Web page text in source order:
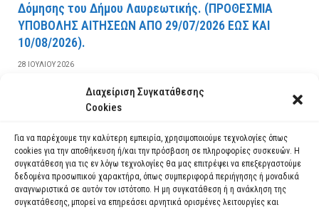
Διαχείριση Συγκατάθεσης
Cookies
Για να παρέχουμε την καλύτερη εμπειρία, χρησιμοποιούμε τεχνολογίες όπως
cookies για την αποθήκευση ή/και την πρόσβαση σε πληροφορίες συσκευών. Η
συγκατάθεση για τις εν λόγω τεχνολογίες θα μας επιτρέψει να επεξεργαστούμε
δεδομένα προσωπικού χαρακτήρα, όπως συμπεριφορά περιήγησης ή μοναδικά
αναγνωριστικά σε αυτόν τον ιστότοπο. Η μη συγκατάθεση ή η ανάκληση της
συγκατάθεσης, μπορεί να επηρεάσει αρνητικά ορισμένες λειτουργίες και
Δόμησης του Δήμου Λαυρεωτικής. (ΠPOΘEΣMIA
YΠOBOΛHΣ AITHΣEΩN AΠO 29/07/2026 EΩΣ KAI
10/08/2026).
28 ΙΟΥΛΊΟΥ 2026
ΔΙΑΒΆΣΤΕ ΠΕΡΙΣΣΌΤΕΡΑ